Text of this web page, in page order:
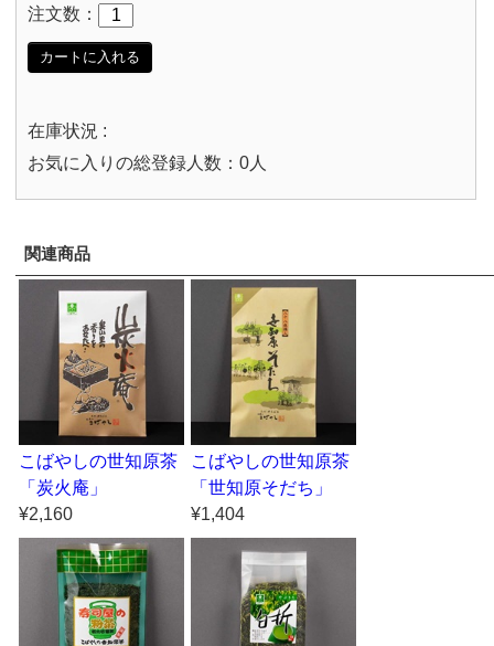
注文数：
カートに入れる
在庫状況 :
お気に入りの総登録人数：0人
関連商品
こばやしの世知原茶
「炭火庵」
¥2,160
こばやしの世知原茶
「世知原そだち」
¥1,404